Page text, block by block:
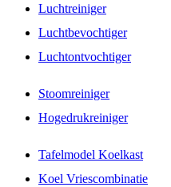
Luchtreiniger
Luchtbevochtiger
Luchtontvochtiger
Stoomreiniger
Hogedrukreiniger
Tafelmodel Koelkast
Koel Vriescombinatie